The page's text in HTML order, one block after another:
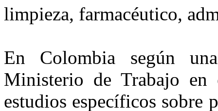
limpieza, farmacéutico,
En Colombia según
Ministerio de Trabajo
estudios específicos sobre